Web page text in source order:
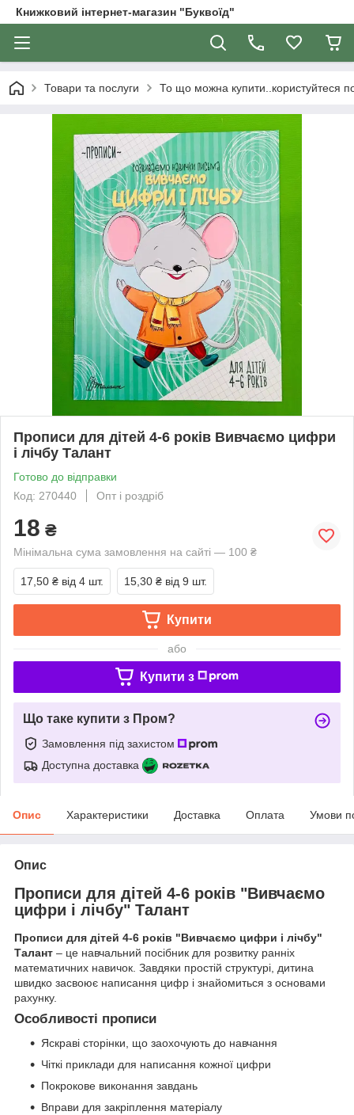
Книжковий інтернет-магазин "Буквоїд"
Товари та послуги То що можна купити..користуйтеся
Прописи для дітей 4-6 років Вивчаємо цифри
і лічбу Талант
Готово до відправки
Код: 270440
Опт і роздріб
18 ₴
Мінімальна сума замовлення на сайті — 100 ₴
17,50 ₴ від 4 шт. 15,30 ₴ від 9 шт.
Купити
або
Купити з
Що таке купити з Пром?
Замовлення під захистом
Доступна доставка
Опис Характеристики Доставка Оплата Умови
Опис
Прописи для дітей 4-6 років "Вивчаємо
цифри і лічбу" Талант
Прописи для дітей 4-6 років "Вивчаємо цифри і лічбу"
Талант – це навчальний посібник для розвитку ранніх
математичних навичок. Завдяки простій структурі, дитина
швидко засвоює написання цифр і знайомиться з основами
рахунку.
Особливості прописи
Яскраві сторінки, що заохочують до навчання
Чіткі приклади для написання кожної цифри
Покрокове виконання завдань
Вправи для закріплення матеріалу